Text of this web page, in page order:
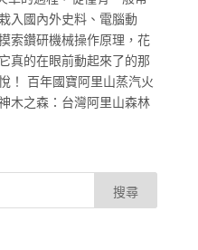
入國內外史料、電腦動
索鑽研機械操作原理，花
真的在眼前動起來了的那
！ 百年國寶阿里山蒸汽火
木之森：台灣阿里山森林